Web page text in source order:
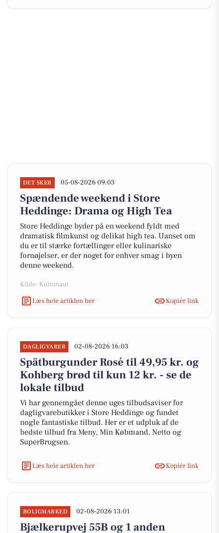
DET SKER 05-08-2026 09:03
Spændende weekend i Store
Heddinge: Drama og High Tea
Store Heddinge byder på en weekend fyldt med
dramatisk filmkunst og delikat high tea. Uanset om
du er til stærke fortællinger eller kulinariske
fornøjelser, er der noget for enhver smag i byen
denne weekend.
Kilde: Kultunaut
Læs hele artiklen her
Kopiér link
DAGLIGVARER 02-08-2026 16:03
Spätburgunder Rosé til 49,95 kr. og
Kohberg brød til kun 12 kr. - se de
lokale tilbud
Vi har gennemgået denne uges tilbudsaviser for
dagligvarebutikker i Store Heddinge og fundet
nogle fantastiske tilbud. Her er et udpluk af de
bedste tilbud fra Meny, Min Købmand, Netto og
SuperBrugsen.
Læs hele artiklen her Kopiér link
BOLIGMARKED 02-08-2026 13:01
Bjælkerupvej 55B og 1 anden